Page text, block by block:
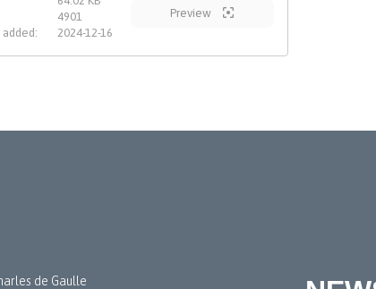
4901
2024-12-16
Preview
de Gaulle